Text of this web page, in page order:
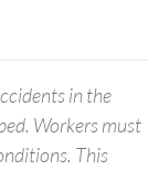
in the
Workers must
This